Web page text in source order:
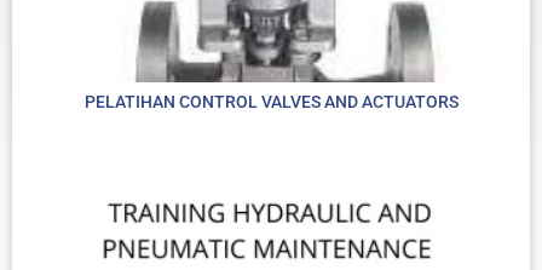
PELATIHAN CONTROL VALVES AND ACTUATORS